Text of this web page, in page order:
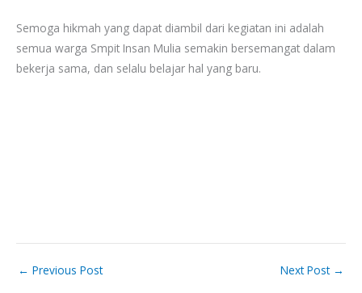
Semoga hikmah yang dapat diambil dari kegiatan ini adalah
semua warga Smpit Insan Mulia semakin bersemangat dalam
bekerja sama, dan selalu belajar hal yang baru.
← Previous Post Next Post →